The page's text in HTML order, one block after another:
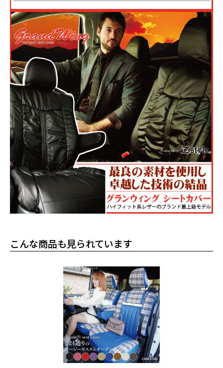
こんな商品も見られています